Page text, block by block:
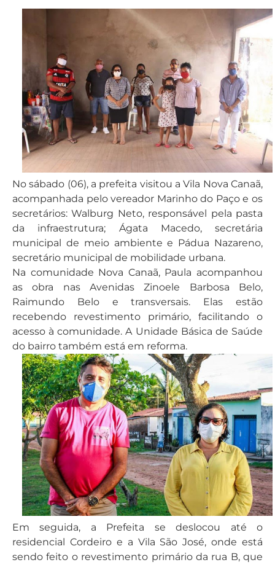
No sábado (06), a prefeita visitou a Vila Nova Canaã,
acompanhada pelo vereador Marinho do Paço e os
secretários: Walburg Neto, responsável pela pasta
da infraestrutura; Ágata Macedo, secretária
municipal de meio ambiente e Pádua Nazareno,
secretário municipal de mobilidade urbana.
Na comunidade Nova Canaã, Paula acompanhou
as obra nas Avenidas Zinoele Barbosa Belo,
Raimundo Belo e transversais. Elas estão
recebendo revestimento primário, facilitando o
acesso à comunidade. A Unidade Básica de Saúde
do bairro também está em reforma.
Em seguida, a Prefeita se deslocou até o
residencial Cordeiro e a Vila São José, onde está
sendo feito o revestimento primário da rua B, que